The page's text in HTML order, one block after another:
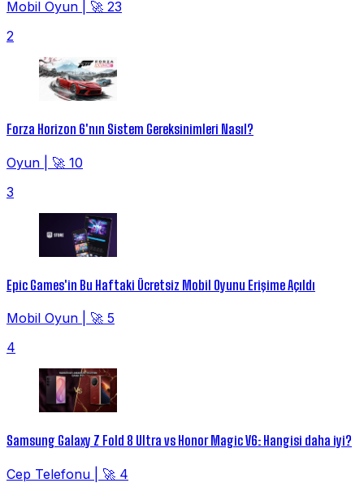
Mobil Oyun
🚀 23
2
Forza Horizon 6'nın Sistem Gereksinimleri Nasıl?
Oyun
🚀 10
3
Epic Games'in Bu Haftaki Ücretsiz Mobil Oyunu Erişime Açıldı
Mobil Oyun
🚀 5
4
Samsung Galaxy Z Fold 8 Ultra vs Honor Magic V6: Hangisi daha iyi?
Cep Telefonu
🚀 4